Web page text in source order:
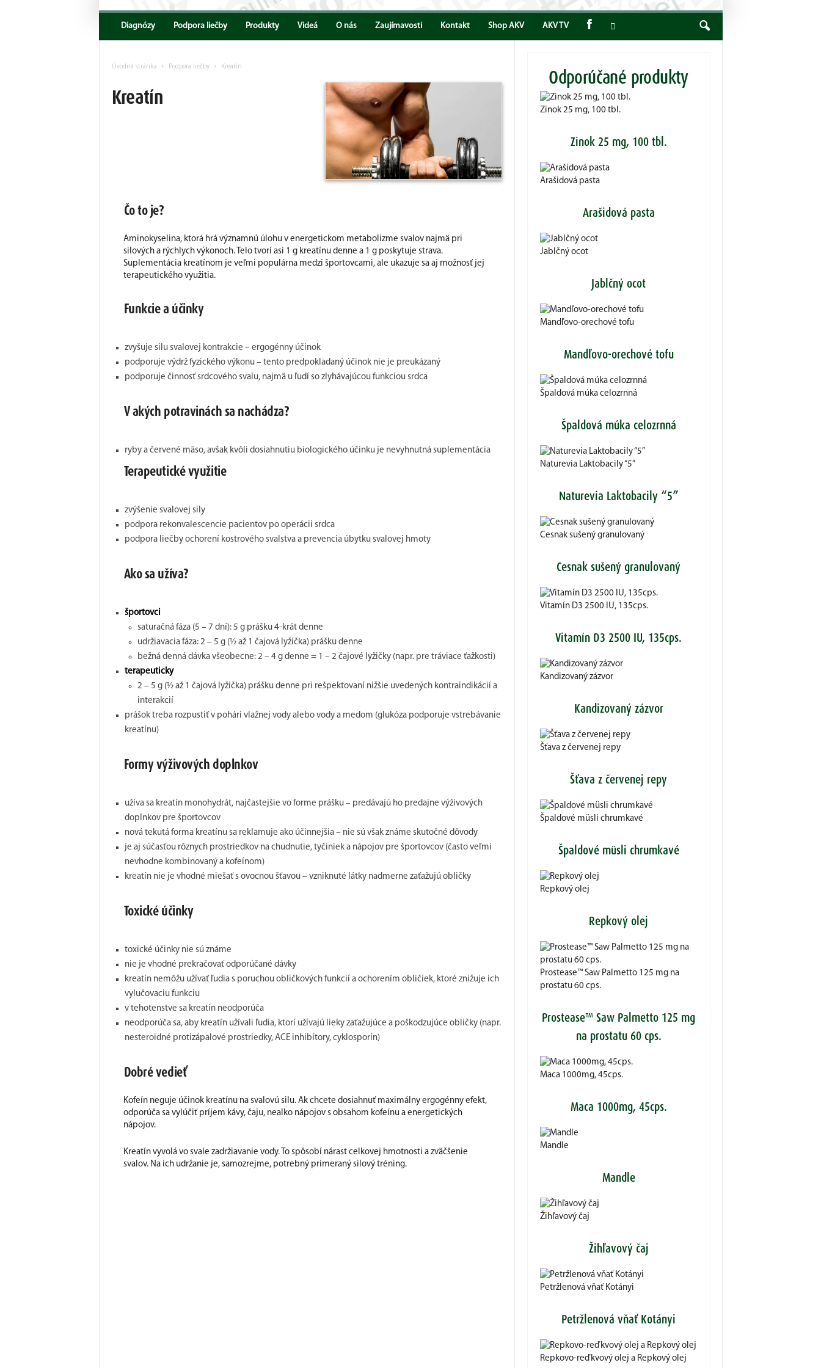
Encyklopedia
Diagnózy Podpora liečby Produkty Videá O nás Zaujímavosti Kontakt Shop AKV AKV TV
Úvodná stránka Podpora liečby Kreatín
Kreatín
Čo to je?
Aminokyselina, ktorá hrá významnú úlohu v energetickom metabolizme svalov najmä pri
silových a rýchlych výkonoch. Telo tvorí asi 1 g kreatínu denne a 1 g poskytuje strava.
Suplementácia kreatínom je veľmi populárna medzi športovcami, ale ukazuje sa aj možnosť jej
terapeutického využitia.
Funkcie a účinky
zvyšuje silu svalovej kontrakcie – ergogénny účinok
podporuje výdrž fyzického výkonu – tento predpokladaný účinok nie je preukázaný
podporuje činnosť srdcového svalu, najmä u ľudí so zlyhávajúcou funkciou srdca
V akých potravinách sa nachádza?
ryby a červené mäso, avšak kvôli dosiahnutiu biologického účinku je nevyhnutná suplementácia
Terapeutické využitie
zvýšenie svalovej sily
podpora rekonvalescencie pacientov po operácii srdca
podpora liečby ochorení kostrového svalstva a prevencia úbytku svalovej hmoty
Ako sa užíva?
športovci
saturačná fáza (5 – 7 dní): 5 g prášku 4-krát denne
udržiavacia fáza: 2 – 5 g (½ až 1 čajová lyžička) prášku denne
bežná denná dávka všeobecne: 2 – 4 g denne = 1 – 2 čajové lyžičky (napr. pre tráviace ťažkosti)
terapeuticky
2 – 5 g (½ až 1 čajová lyžička) prášku denne pri rešpektovaní nižšie uvedených kontraindikácií a
interakcií
prášok treba rozpustiť v pohári vlažnej vody alebo vody a medom (glukóza podporuje vstrebávanie
kreatínu)
Formy výživových doplnkov
užíva sa kreatín monohydrát, najčastejšie vo forme prášku – predávajú ho predajne výživových
doplnkov pre športovcov
nová tekutá forma kreatínu sa reklamuje ako účinnejšia – nie sú však známe skutočné dôvody
je aj súčasťou rôznych prostriedkov na chudnutie, tyčiniek a nápojov pre športovcov (často veľmi
nevhodne kombinovaný a kofeínom)
kreatín nie je vhodné miešať s ovocnou šťavou – vzniknuté látky nadmerne zaťažujú obličky
Toxické účinky
toxické účinky nie sú známe
nie je vhodné prekračovať odporúčané dávky
kreatín nemôžu užívať ľudia s poruchou obličkových funkcií a ochorením obličiek, ktoré znižuje ich
vylučovaciu funkciu
v tehotenstve sa kreatín neodporúča
neodporúča sa, aby kreatín užívali ľudia, ktorí užívajú lieky zaťažujúce a poškodzujúce obličky (napr.
nesteroidné protizápalové prostriedky, ACE inhibítory, cyklosporín)
Dobré vedieť
Kofeín neguje účinok kreatínu na svalovú silu. Ak chcete dosiahnuť maximálny ergogénny efekt,
odporúča sa vylúčiť príjem kávy, čaju, nealko nápojov s obsahom kofeínu a energetických
nápojov.
Kreatín vyvolá vo svale zadržiavanie vody. To spôsobí nárast celkovej hmotnosti a zväčšenie
svalov. Na ich udržanie je, samozrejme, potrebný primeraný silový tréning.
Odporúčané produkty
Zinok 25 mg, 100 tbl.
Zinok 25 mg, 100 tbl.
Arašidová pasta
Arašidová pasta
Jablčný ocot
Jablčný ocot
Mandľovo-orechové tofu
Mandľovo-orechové tofu
Špaldová múka celozrnná
Špaldová múka celozrnná
Naturevia Laktobacily “5”
Naturevia Laktobacily “5”
Cesnak sušený granulovaný
Cesnak sušený granulovaný
Vitamín D3 2500 IU, 135cps.
Vitamín D3 2500 IU, 135cps.
Kandizovaný zázvor
Kandizovaný zázvor
Šťava z červenej repy
Šťava z červenej repy
Špaldové müsli chrumkavé
Špaldové müsli chrumkavé
Repkový olej
Repkový olej
Prostease™ Saw Palmetto 125 mg na
prostatu 60 cps.
Prostease™ Saw Palmetto 125 mg
na prostatu 60 cps.
Maca 1000mg, 45cps.
Maca 1000mg, 45cps.
Mandle
Mandle
Žihľavový čaj
Žihľavový čaj
Petržlenová vňať Kotányi
Petržlenová vňať Kotányi
Repkovo-reďkvový olej a Repkový olej